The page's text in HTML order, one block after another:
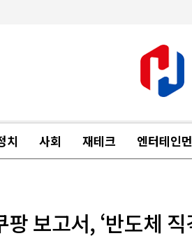
치 사회 재테크 엔터테인
보고서, ‘반도체 직